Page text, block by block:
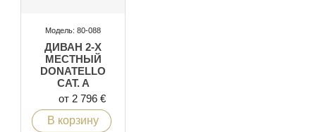
Модель: 80-088
ДИВАН 2-Х
МЕСТНЫЙ
DONATELLO
CAT. A
от 2 796 €
В корзину